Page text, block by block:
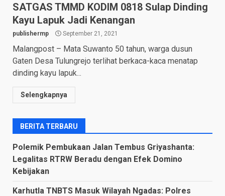
SATGAS TMMD KODIM 0818 Sulap Dinding
Kayu Lapuk Jadi Kenangan
publishermp September 21, 2021
Malangpost – Mata Suwanto 50 tahun, warga dusun
Gaten Desa Tulungrejo terlihat berkaca-kaca menatap
dinding kayu lapuk...
Selengkapnya
BERITA TERBARU
Polemik Pembukaan Jalan Tembus Griyashanta:
Legalitas RTRW Beradu dengan Efek Domino
Kebijakan
Karhutla TNBTS Masuk Wilayah Ngadas: Polres